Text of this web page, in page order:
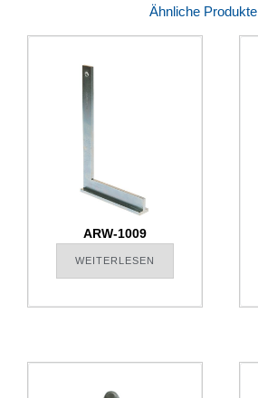
Ähnliche Produkte
ARW-1009
WEITERLESEN